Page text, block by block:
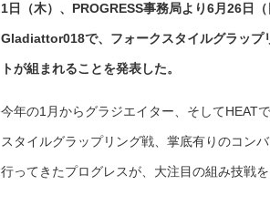
1日（木）、PROGRESS事務局より6月26日
Gladiattor018で、フォークスタイルグラップ
トが組まれることを発表した。
今年の1月からグラジエイター、そしてHEAT
スタイルグラップリング戦、掌底有りのコン
行ってきたプログレスが、大注目の組み技戦を